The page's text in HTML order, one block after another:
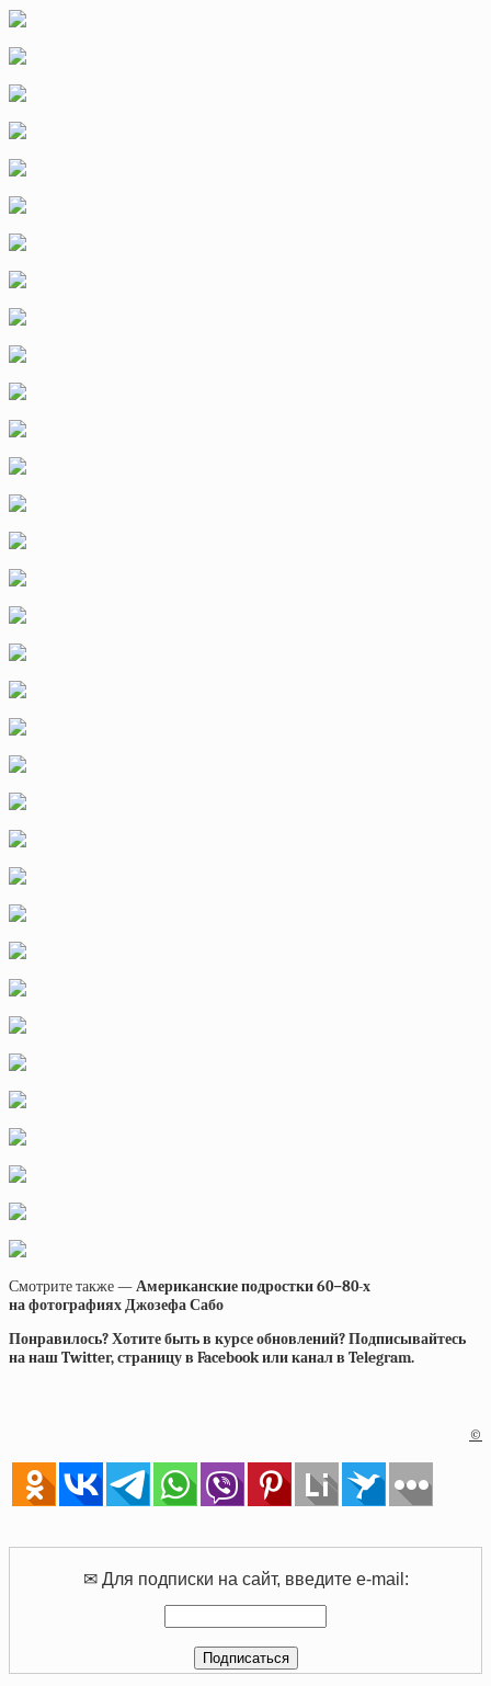
Смотрите также —Американские подростки 60−80-х
на фотографиях Джозефа Сабо
Понравилось? Хотите быть в курсе обновлений? Подписывайтесь
на наш Twitter, страницу в Facebook или канал в Telegram.
©
✉ Для подписки на сайт, введите e-mail: